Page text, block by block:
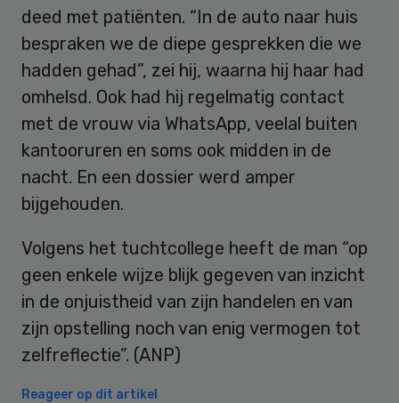
deed met patiënten. “In de auto naar huis
bespraken we de diepe gesprekken die we
hadden gehad”, zei hij, waarna hij haar had
omhelsd. Ook had hij regelmatig contact
met de vrouw via WhatsApp, veelal buiten
kantooruren en soms ook midden in de
nacht. En een dossier werd amper
bijgehouden.
Volgens het tuchtcollege heeft de man “op
geen enkele wijze blijk gegeven van inzicht
in de onjuistheid van zijn handelen en van
zijn opstelling noch van enig vermogen tot
zelfreflectie”. (ANP)
Reageer op dit artikel